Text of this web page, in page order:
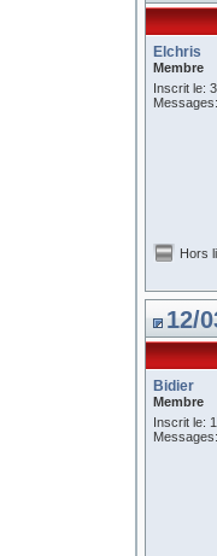
Elchris
Membre
Inscrit le:
Hors
12/
Bidier
Membre
Inscrit le: